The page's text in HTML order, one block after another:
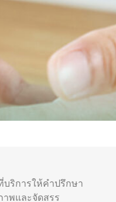
บริการให้คำปรึกษา
พและจัดสรร